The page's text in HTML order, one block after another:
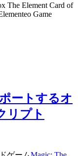
The Element Card of
Game
ートするオ
リプト